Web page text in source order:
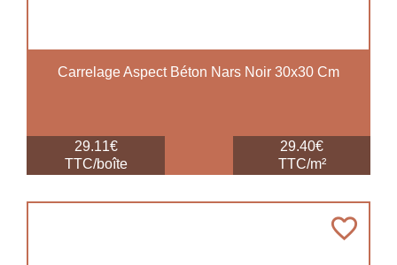
Carrelage Aspect Béton Nars Noir 30x30 Cm
29.11€
TTC/boîte
29.40€
TTC/m²
favorite_border